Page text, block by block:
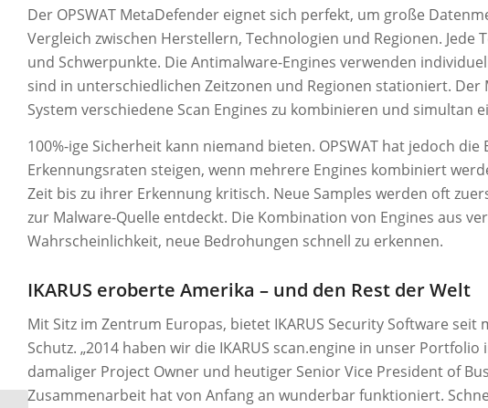
Der OPSWAT MetaDefender eignet sich perfekt, um große
Vergleich zwischen Herstellern, Technologien und Regionen.
und Schwerpunkte. Die Antimalware-Engines verwenden
sind in unterschiedlichen Zeitzonen und Regionen stationiert.
System verschiedene Scan Engines zu kombinieren und simultan
100%-ige Sicherheit kann niemand bieten. OPSWAT hat jedoch
Erkennungsraten steigen, wenn mehrere Engines kombiniert
Zeit bis zu ihrer Erkennung kritisch. Neue Samples werden oft
zur Malware-Quelle entdeckt. Die Kombination von Engines aus
Wahrscheinlichkeit, neue Bedrohungen schnell zu erkennen.
IKARUS eroberte Amerika – und den Rest der Welt
Mit Sitz im Zentrum Europas, bietet IKARUS Security Software
Schutz. „2014 haben wir die IKARUS scan.engine in unser
damaliger Project Owner und heutiger Senior Vice President of
Zusammenarbeit hat von Anfang an wunderbar funktioniert.